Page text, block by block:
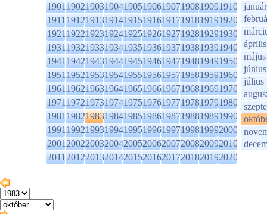
1901190219031904190519061907190819091910
1911191219131914191519161917191819191920
1921192219231924192519261927192819291930
1931193219331934193519361937193819391940
1941194219431944194519461947194819491950
1951195219531954195519561957195819591960
1961196219631964196519661967196819691970
1971197219731974197519761977197819791980
1981198219831984198519861987198819891990
1991199219931994199519961997199819992000
2001200220032004200520062007200820092010
2011201220132014201520162017201820192020
január
április
május
június
július